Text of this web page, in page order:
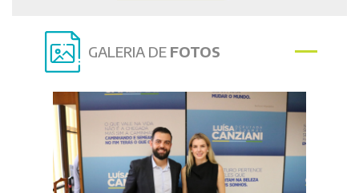
GALERIA DE FOTOS